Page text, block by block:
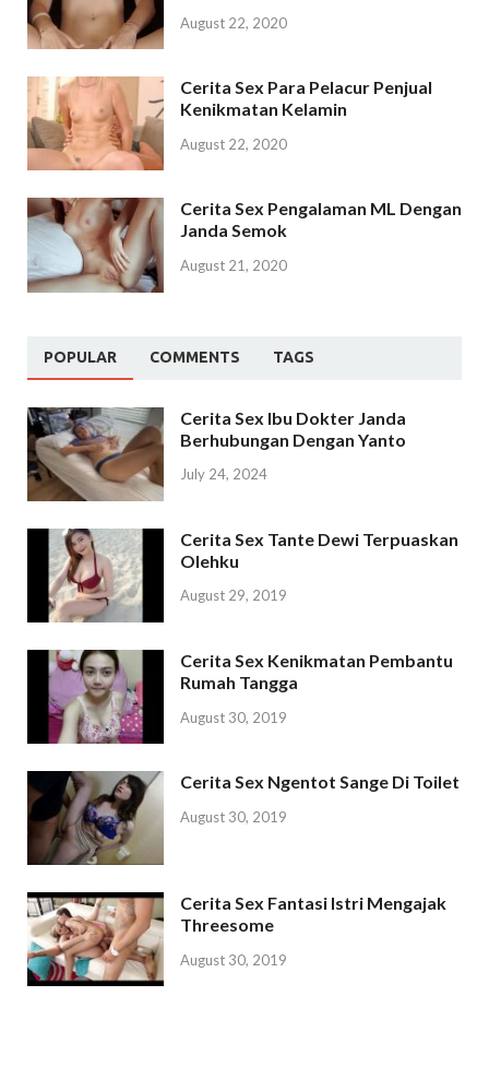
August 22, 2020
Cerita Sex Para Pelacur Penjual
Kenikmatan Kelamin
August 22, 2020
Cerita Sex Pengalaman ML Dengan
Janda Semok
August 21, 2020
POPULAR COMMENTS TAGS
Cerita Sex Ibu Dokter Janda
Berhubungan Dengan Yanto
July 24, 2024
Cerita Sex Tante Dewi Terpuaskan
Olehku
August 29, 2019
Cerita Sex Kenikmatan Pembantu
Rumah Tangga
August 30, 2019
Cerita Sex Ngentot Sange Di Toilet
August 30, 2019
Cerita Sex Fantasi Istri Mengajak
Threesome
August 30, 2019